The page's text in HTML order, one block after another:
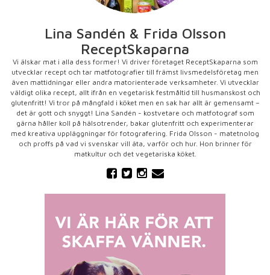
Lina Sandén & Frida Olsson
ReceptSkaparna
Vi älskar mat i alla dess former! Vi driver företaget ReceptSkaparna som
utvecklar recept och tar matfotografier till främst livsmedelsföretag men
även mattidningar eller andra matorienterade verksamheter. Vi utvecklar
väldigt olika recept, allt ifrån en vegetarisk festmåltid till husmanskost och
glutenfritt! Vi tror på mångfald i köket men en sak har allt är gemensamt –
det är gott och snyggt! Lina Sandén - kostvetare och matfotograf som
gärna håller koll på hälsotrender, bakar glutenfritt och experimenterar
med kreativa uppläggningar för fotografering. Frida Olsson - matetnolog
och proffs på vad vi svenskar vill äta, varför och hur. Hon brinner för
matkultur och det vegetariska köket.